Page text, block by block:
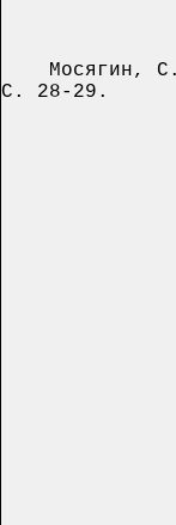
Мосягин,
С. 28-29.